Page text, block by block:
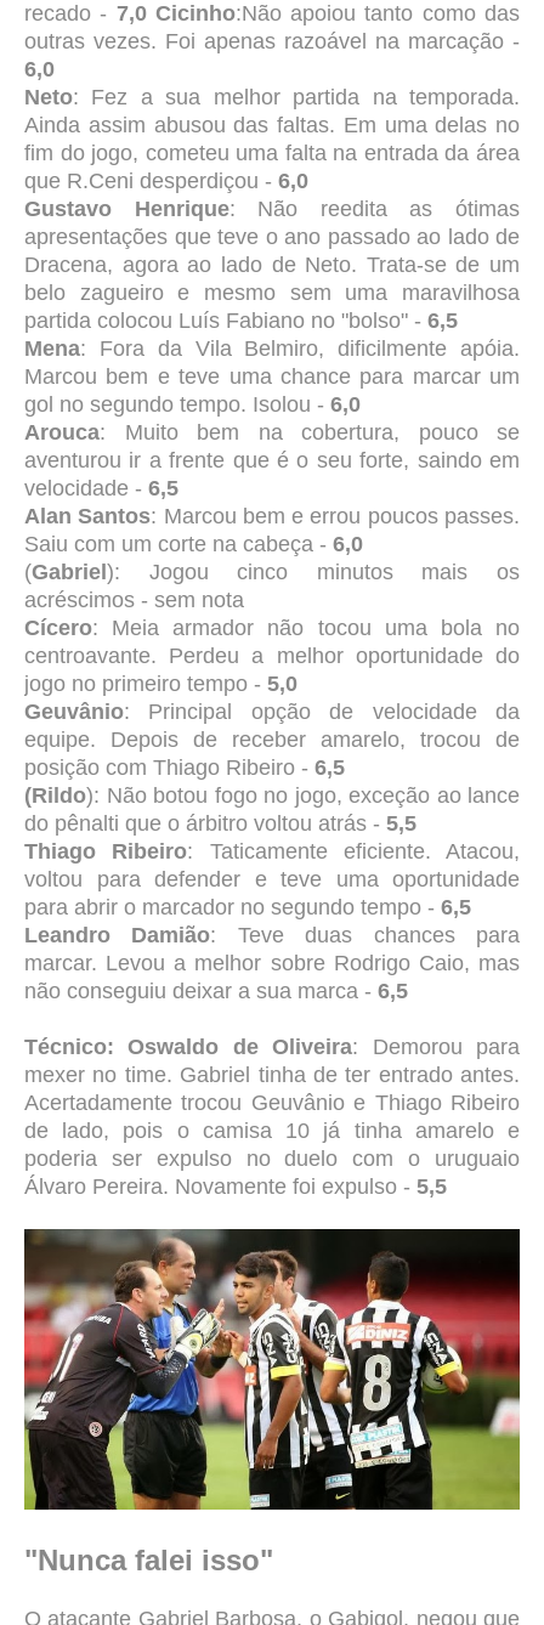
recado - 7,0 Cicinho:Não apoiou tanto como das
outras vezes. Foi apenas razoável na marcação -
6,0
Neto: Fez a sua melhor partida na temporada.
Ainda assim abusou das faltas. Em uma delas no
fim do jogo, cometeu uma falta na entrada da área
que R.Ceni desperdiçou - 6,0
Gustavo Henrique: Não reedita as ótimas
apresentações que teve o ano passado ao lado de
Dracena, agora ao lado de Neto. Trata-se de um
belo zagueiro e mesmo sem uma maravilhosa
partida colocou Luís Fabiano no "bolso" - 6,5
Mena: Fora da Vila Belmiro, dificilmente apóia.
Marcou bem e teve uma chance para marcar um
gol no segundo tempo. Isolou - 6,0
Arouca: Muito bem na cobertura, pouco se
aventurou ir a frente que é o seu forte, saindo em
velocidade - 6,5
Alan Santos: Marcou bem e errou poucos passes.
Saiu com um corte na cabeça - 6,0
(Gabriel ): Jogou cinco minutos mais os
acréscimos - sem nota
Cícero: Meia armador não tocou uma bola no
centroavante. Perdeu a melhor oportunidade do
jogo no primeiro tempo - 5,0
Geuvânio: Principal opção de velocidade da
equipe. Depois de receber amarelo, trocou de
posição com Thiago Ribeiro - 6,5
(Rildo): Não botou fogo no jogo, exceção ao lance
do pênalti que o árbitro voltou atrás - 5,5
Thiago Ribeiro: Taticamente eficiente. Atacou,
voltou para defender e teve uma oportunidade
para abrir o marcador no segundo tempo - 6,5
Leandro Damião: Teve duas chances para
marcar. Levou a melhor sobre Rodrigo Caio, mas
não conseguiu deixar a sua marca - 6,5
Técnico: Oswaldo de Oliveira: Demorou para
mexer no time. Gabriel tinha de ter entrado antes.
Acertadamente trocou Geuvânio e Thiago Ribeiro
de lado, pois o camisa 10 já tinha amarelo e
poderia ser expulso no duelo com o uruguaio
Álvaro Pereira. Novamente foi expulso - 5,5
"Nunca falei isso"
O atacante Gabriel Barbosa, o Gabigol, negou que